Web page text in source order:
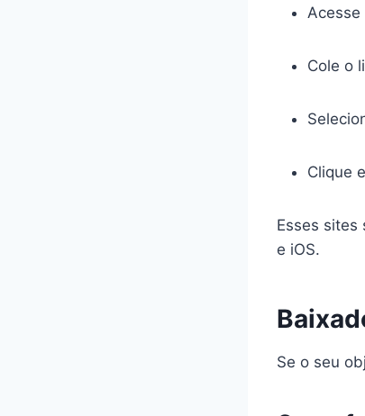
Cole o
Clique
Esses
e iOS.
Se o seu